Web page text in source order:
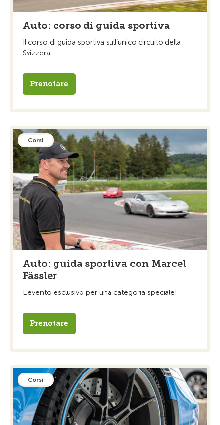
Auto: corso di guida sportiva
Il corso di guida sportiva sull’unico circuito della
Svizzera. ...
Prenotare
Corsi
Auto: guida sportiva con Marcel
Fässler
L’evento esclusivo per una categoria speciale!
Prenotare
Corsi